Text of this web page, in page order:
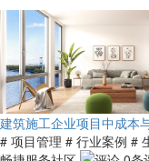
建筑施工企业项目中成本
# 项目管理 # 行业案例 #